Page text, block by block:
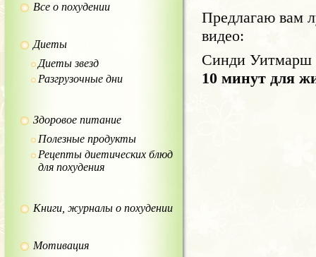
Все о похудении
Диеты
Диеты звезд
Разгрузочные дни
Здоровое питание
Полезные продукты
Рецепты диетических блюд
для похудения
Книги, журналы о похудении
Мотивация
Предлагаю вам
видео:
Синди
10 минут для